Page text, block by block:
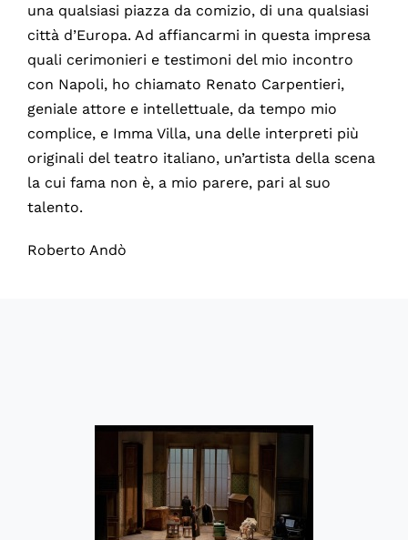
una qualsiasi piazza da comizio, di una qualsiasi
città d’Europa. Ad affiancarmi in questa impresa
quali cerimonieri e testimoni del mio incontro
con Napoli, ho chiamato Renato Carpentieri,
geniale attore e intellettuale, da tempo mio
complice, e Imma Villa, una delle interpreti più
originali del teatro italiano, un’artista della scena
la cui fama non è, a mio parere, pari al suo
talento.
Roberto Andò